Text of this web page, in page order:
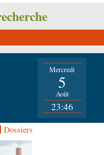
Mercredi
5
Août
23:46
Dossiers